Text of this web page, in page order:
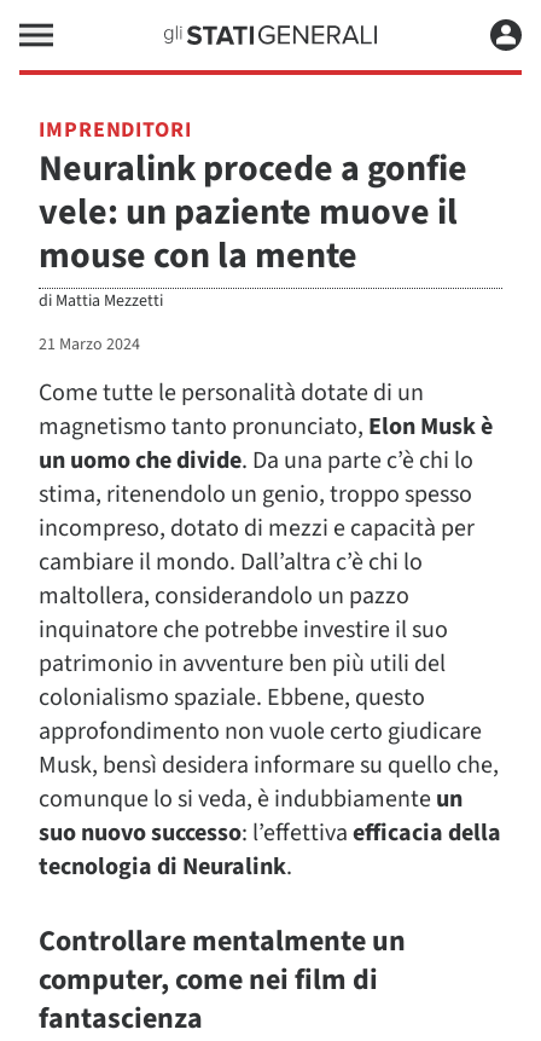
IMPRENDITORI
Neuralink procede a gonfie
vele: un paziente muove il
mouse con la mente
di Mattia Mezzetti
21 Marzo 2024
Come tutte le personalità dotate di un
magnetismo tanto pronunciato, Elon Musk è
un uomo che divide. Da una parte c’è chi lo
stima, ritenendolo un genio, troppo spesso
incompreso, dotato di mezzi e capacità per
cambiare il mondo. Dall’altra c’è chi lo
maltollera, considerandolo un pazzo
inquinatore che potrebbe investire il suo
patrimonio in avventure ben più utili del
colonialismo spaziale. Ebbene, questo
approfondimento non vuole certo giudicare
Musk, bensì desidera informare su quello che,
comunque lo si veda, è indubbiamenteun
suo nuovo successo: l’effettivaefficacia della
tecnologia di Neuralink.
Controllare mentalmente un
computer, come nei film di
fantascienza